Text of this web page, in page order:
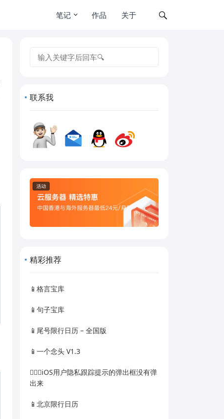
笔记 作品 关于
搜
索
联系我
精彩推荐
📱格言宝库
📱句子宝库
📱尾号限行日历 – 全国版
📱一个念头 V1.3
🙅🏻‍♀️iOS用户隐私跟踪提示的弹出框没有弹
出来
📱北京限行日历